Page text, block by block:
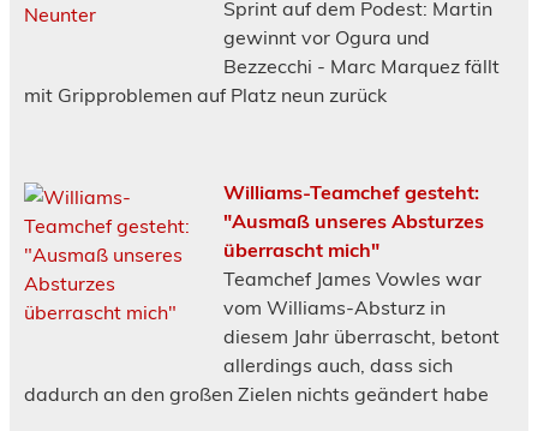
Sprint auf dem Podest: Martin
gewinnt vor Ogura und
Bezzecchi - Marc Marquez fällt
mit Gripproblemen auf Platz neun zurück
Williams-Teamchef gesteht:
"Ausmaß unseres Absturzes
überrascht mich"
Teamchef James Vowles war
vom Williams-Absturz in
diesem Jahr überrascht, betont
allerdings auch, dass sich
dadurch an den großen Zielen nichts geändert habe